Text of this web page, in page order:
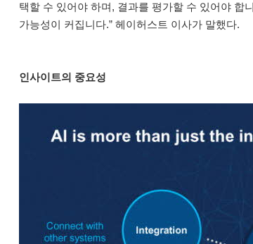
택할 수 있어야 하며, 결과를 평가할 수 있어야 합
가능성이 커집니다.” 헤이허스트 이사가 말했다.
인사이트의 중요성